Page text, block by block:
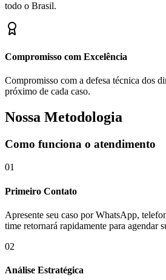
todo o Brasil.
Compromisso com Excelência
Compromisso com a defesa técnica dos
próximo de cada caso.
Nossa Metodologia
Como funciona o atendimento
01
Primeiro Contato
Apresente seu caso por WhatsApp,
time retornará rapidamente para agendar
02
Análise Estratégica